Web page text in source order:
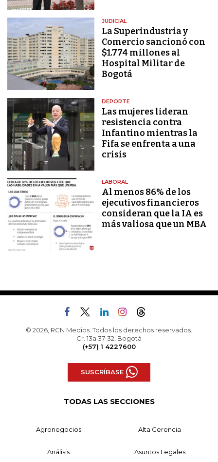
JUDICIAL
La Superindustria y
Comercio sancionó con
$1.774 millones al
Hospital Militar de
Bogotá
DEPORTE
Las mujeres lideran
resistencia contra
Infantino mientras la
Fifa se enfrenta a una
crisis
LABORAL
Al menos 86% de los
ejecutivos financieros
consideran que la IA es
más valiosa que un MBA
© 2026, RCN Medios. Todos los derechos reservados.
Cr. 13a 37-32, Bogotá
(+57) 1 4227600
SUSCRÍBASE
TODAS LAS SECCIONES
Agronegocios Alta Gerencia
Análisis Asuntos Legales